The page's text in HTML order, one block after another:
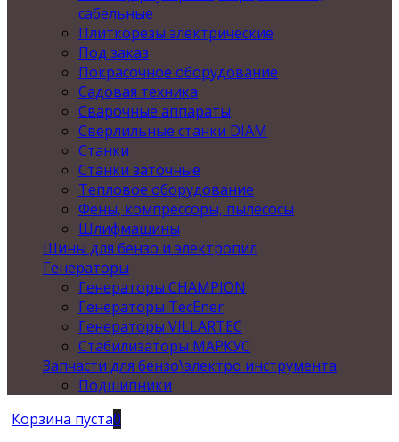
сабельные
Плиткорезы электрические
Под заказ
Покрасочное оборудование
Садовая техника
Сварочные аппараты
Сверлильные станки DIAM
Станки
Станки заточные
Тепловое оборудование
Фены, компрессоры, пылесосы
Шлифмашины
Шины для бензо и электропил
Генераторы
Генераторы CHAMPION
Генераторы TecEner
Генераторы VILLARTEC
Стабилизаторы МАРКУС
Запчасти для бензо\электро инструмента
Подшипники
Корзина пуста0